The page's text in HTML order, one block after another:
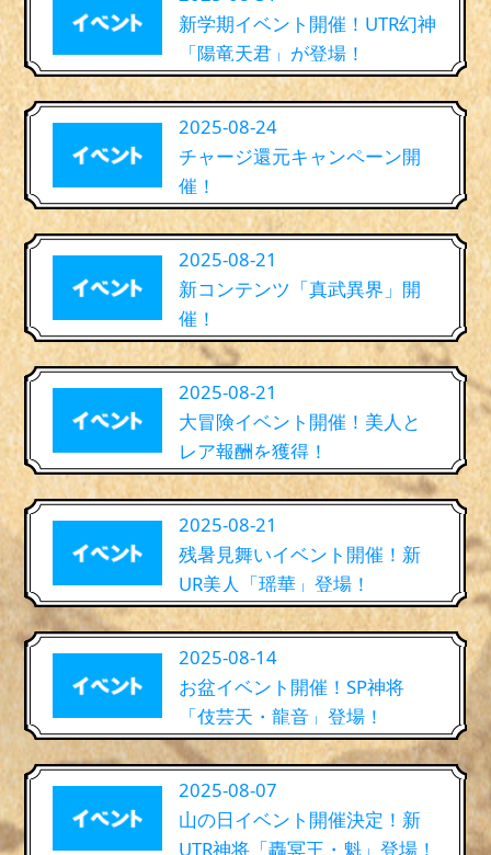
新学期イベント開催！UTR幻神
「陽竜天君」が登場！
2025-08-24
チャージ還元キャンペーン開
催！
2025-08-21
新コンテンツ「真武異界」開
催！
2025-08-21
大冒険イベント開催！美人と
レア報酬を獲得！
2025-08-21
残暑見舞いイベント開催！新
UR美人「瑶華」登場！
2025-08-14
お盆イベント開催！SP神将
「伎芸天・龍音」登場！
2025-08-07
山の日イベント開催決定！新
UTR神将「轟冥王・魁」登場！